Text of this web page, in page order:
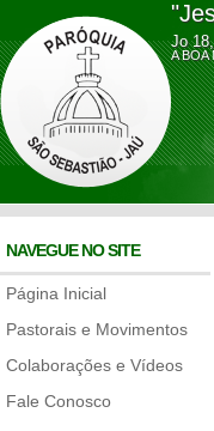
Jo
A
NAVEGUE NO SITE
Página Inicial
Pastorais e Movimentos
Colaborações e Vídeos
Fale Conosco